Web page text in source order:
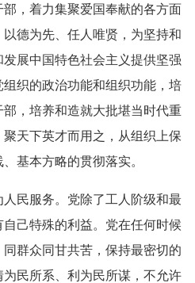
，着力集聚爱国奉献的各方面
德为先、任人唯贤，为坚持和
展中国特色社会主义提供坚强
织的政治功能和组织功能，培
，培养和造就大批堪当时代重
天下英才而用之，从组织上保
基本方略的贯彻落实。
民服务。党除了工人阶级和最
己特殊的利益。党在任何时候
群众同甘共苦，保持最密切的
民所系、利为民所谋，不允许